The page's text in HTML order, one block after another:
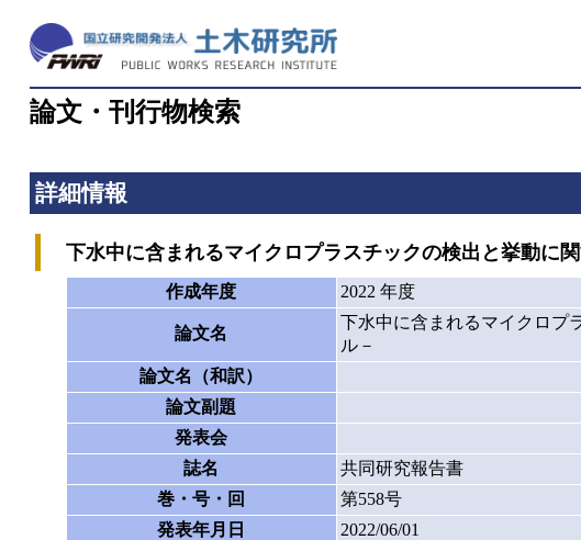
論文・刊行物検索
詳細情報
下水中に含まれるマイクロプラスチックの検出と挙動に
作成年度 2022 年度
論文名
下水中に含まれるマイクロプ
ル－
論文名（和訳）
論文副題
発表会
誌名
共同研究報告書
巻・号・回
第558号
発表年月日
2022/06/01